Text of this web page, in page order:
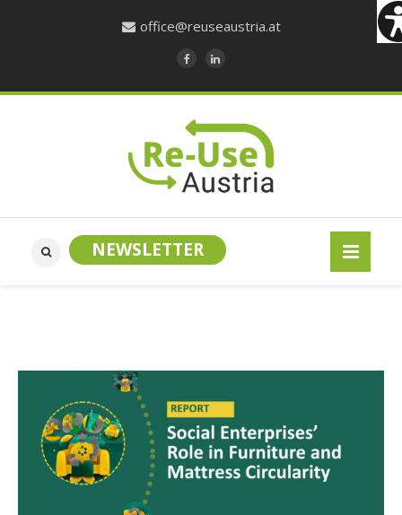
office@reuseaustria.at
NEWSLETTER